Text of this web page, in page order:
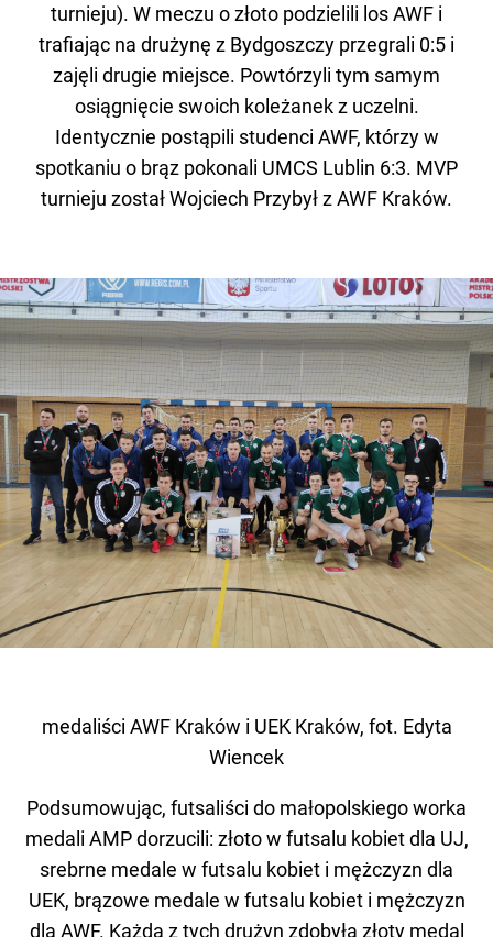
turnieju). W meczu o złoto podzielili los AWF i
trafiając na drużynę z Bydgoszczy przegrali 0:5 i
zajęli drugie miejsce. Powtórzyli tym samym
osiągnięcie swoich koleżanek z uczelni.
Identycznie postąpili studenci AWF, którzy w
spotkaniu o brąz pokonali UMCS Lublin 6:3. MVP
turnieju został Wojciech Przybył z AWF Kraków.
medaliści AWF Kraków i UEK Kraków, fot. Edyta
Wiencek
Podsumowując, futsaliści do małopolskiego worka
medali AMP dorzucili: złoto w futsalu kobiet dla UJ,
srebrne medale w futsalu kobiet i mężczyzn dla
UEK, brązowe medale w futsalu kobiet i mężczyzn
dla AWF. Każda z tych drużyn zdobyła złoty medal